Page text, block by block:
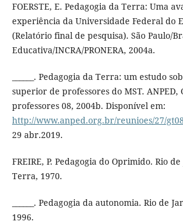
FOERSTE, E. Pedagogia da Terra: Uma
experiência da Universidade Federal do
(Relatório final de pesquisa). São Paulo/
Educativa/INCRA/PRONERA, 2004a.
______. Pedagogia da Terra: um estudo
superior de professores do MST. ANPED,
professores 08, 2004b. Disponível em:
http://www.anped.org.br/reunioes/27/
29 abr.2019.
FREIRE, P. Pedagogia do Oprimido. Rio
Terra, 1970.
______. Pedagogia da autonomia. Rio de
1996.